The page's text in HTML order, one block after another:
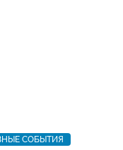
СОБЫТИЯ